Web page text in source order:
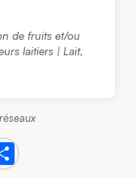
de fruits et/ou
laitiers | Lait,